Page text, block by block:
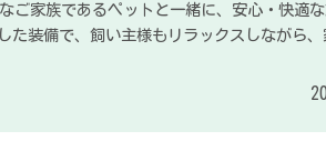
ご家族であるペットと一緒に、安心・快適
た装備で、飼い主様もリラックスしながら、